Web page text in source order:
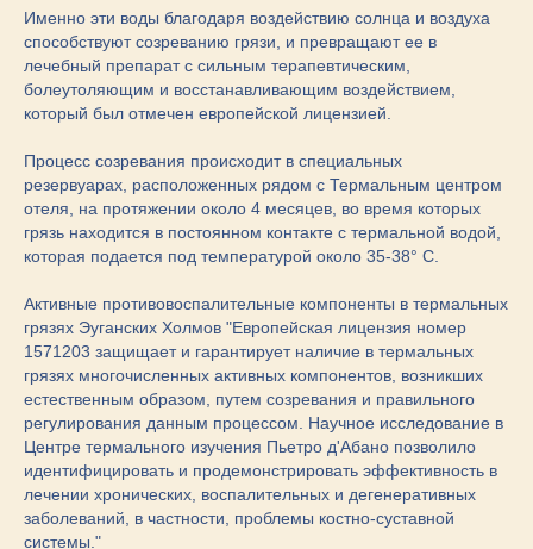
Именно эти воды благодаря воздействию солнца и воздуха
способствуют созреванию грязи, и превращают ее в
лечебный препарат с сильным терапевтическим,
болеутоляющим и восстанавливающим воздействием,
который был отмечен европейской лицензией.
Процесс созревания происходит в специальных
резервуарах, расположенных рядом с Термальным центром
отеля, на протяжении около 4 месяцев, во время которых
грязь находится в постоянном контакте с термальной водой,
которая подается под температурой около 35-38° C.
Активные противовоспалительные компоненты в термальных
грязях Эуганских Холмов "Европейская лицензия номер
1571203 защищает и гарантирует наличие в термальных
грязях многочисленных активных компонентов, возникших
естественным образом, путем созревания и правильного
регулирования данным процессом. Научное исследование в
Центре термального изучения Пьетро д'Абано позволило
идентифицировать и продемонстрировать эффективность в
лечении хронических, воспалительных и дегенеративных
заболеваний, в частности, проблемы костно-суставной
системы."